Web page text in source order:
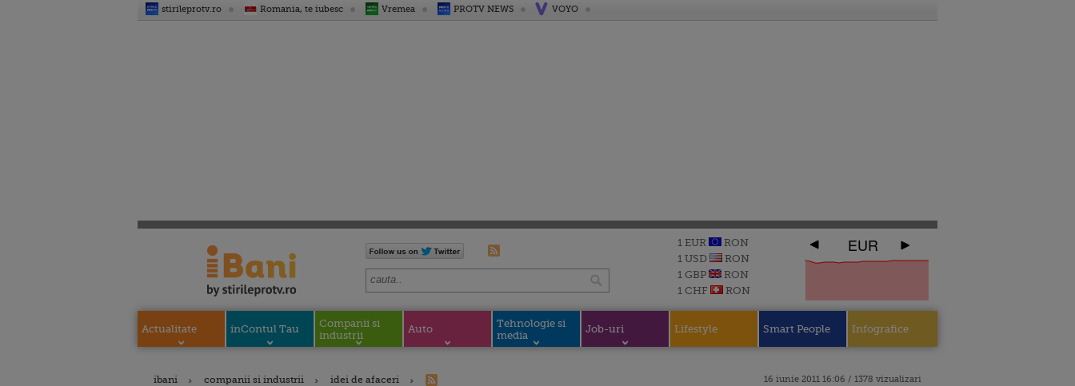
stirileprotv.ro Romania, te iubesc Vremea PROTV NEWS VOYO
1 EUR
RON
1 USD
RON
1 GBP
RON
1 CHF
RON
EUR
Actualitate inContul Tau
Companii si
industrii
Auto
Tehnologie si
media
Job-uri Lifestyle Smart People Infografice
ibani companii si industrii idei de afaceri 16 iunie 2011 16:06 / 1378 vizualizari